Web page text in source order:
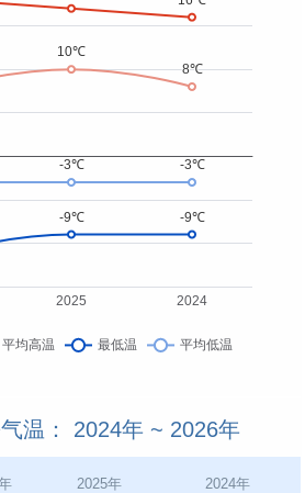
温： 2024年 ~ 2026年
2025年 2024年